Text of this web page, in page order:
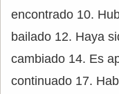
encontrado 10.
bailado 12. Haya
cambiado 14. Es
continuado 17.